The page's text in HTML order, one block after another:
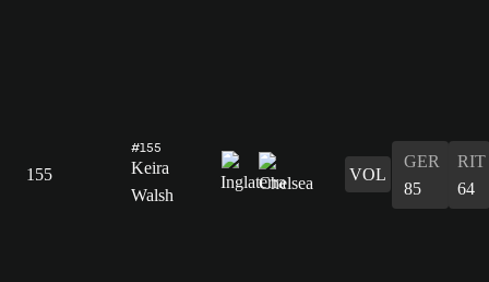
155
#155
Keira
Walsh
VOL
GER
85
RIT
64